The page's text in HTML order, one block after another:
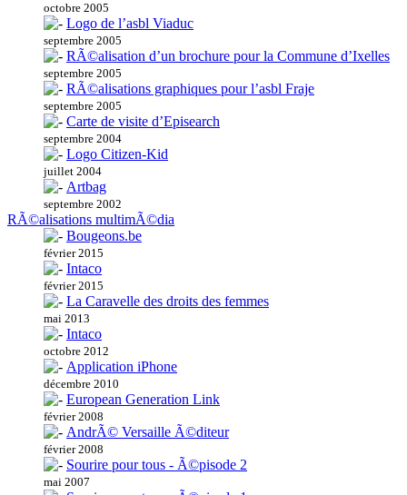
octobre 2005
Logo de l’asbl Viaduc
septembre 2005
RÃ©alisation d’un brochure pour la Commune d’Ixelles
septembre 2005
RÃ©alisations graphiques pour l’asbl Fraje
septembre 2005
Carte de visite d’Episearch
septembre 2004
Logo Citizen-Kid
juillet 2004
Artbag
septembre 2002
RÃ©alisations multimÃ©dia
Bougeons.be
février 2015
Intaco
février 2015
La Caravelle des droits des femmes
mai 2013
Intaco
octobre 2012
Application iPhone
décembre 2010
European Generation Link
février 2008
AndrÃ© Versaille Ã©diteur
février 2008
Sourire pour tous - Ã©pisode 2
mai 2007